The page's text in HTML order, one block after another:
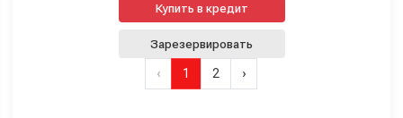
Купить в кредит
Зарезервировать
‹ 1 2 ›